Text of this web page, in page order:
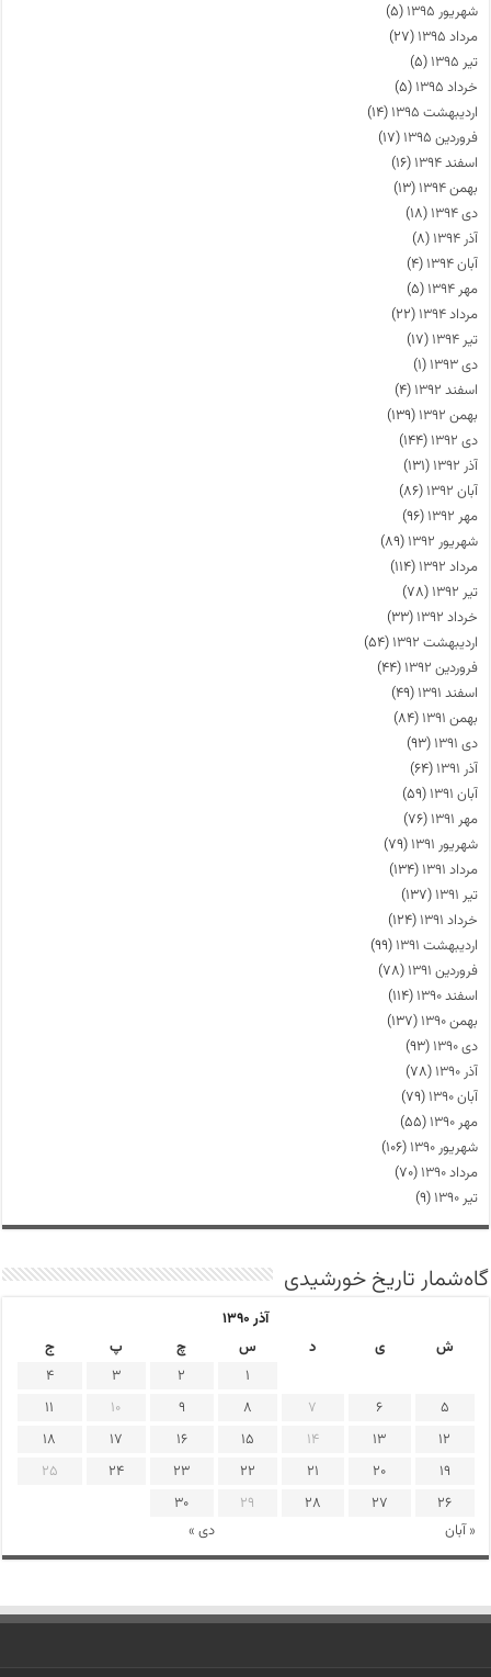
شهریور ۱۳۹۵
(۵)
مرداد ۱۳۹۵
(۲۷)
تیر ۱۳۹۵
(۵)
خرداد ۱۳۹۵
(۵)
اردیبهشت ۱۳۹۵
(۱۴)
فروردین ۱۳۹۵
(۱۷)
اسفند ۱۳۹۴
(۱۶)
بهمن ۱۳۹۴
(۱۳)
دی ۱۳۹۴
(۱۸)
آذر ۱۳۹۴
(۸)
آبان ۱۳۹۴
(۴)
مهر ۱۳۹۴
(۵)
مرداد ۱۳۹۴
(۲۲)
تیر ۱۳۹۴
(۱۷)
دی ۱۳۹۳
(۱)
اسفند ۱۳۹۲
(۴)
بهمن ۱۳۹۲
(۱۳۹)
دی ۱۳۹۲
(۱۴۴)
آذر ۱۳۹۲
(۱۳۱)
آبان ۱۳۹۲
(۸۶)
مهر ۱۳۹۲
(۹۶)
شهریور ۱۳۹۲
(۸۹)
مرداد ۱۳۹۲
(۱۱۴)
تیر ۱۳۹۲
(۷۸)
خرداد ۱۳۹۲
(۳۳)
اردیبهشت ۱۳۹۲
(۵۴)
فروردین ۱۳۹۲
(۴۴)
اسفند ۱۳۹۱
(۴۹)
بهمن ۱۳۹۱
(۸۴)
دی ۱۳۹۱
(۹۳)
آذر ۱۳۹۱
(۶۴)
آبان ۱۳۹۱
(۵۹)
مهر ۱۳۹۱
(۷۶)
شهریور ۱۳۹۱
(۷۹)
مرداد ۱۳۹۱
(۱۳۴)
تیر ۱۳۹۱
(۱۳۷)
خرداد ۱۳۹۱
(۱۲۴)
اردیبهشت ۱۳۹۱
(۹۹)
فروردین ۱۳۹۱
(۷۸)
اسفند ۱۳۹۰
(۱۱۴)
بهمن ۱۳۹۰
(۱۳۷)
دی ۱۳۹۰
(۹۳)
آذر ۱۳۹۰
(۷۸)
آبان ۱۳۹۰
(۷۹)
مهر ۱۳۹۰
(۵۵)
شهریور ۱۳۹۰
(۱۰۶)
مرداد ۱۳۹۰
(۷۰)
تیر ۱۳۹۰
(۹)
گاه‌شمار تاریخ خورشیدی
آذر ۱۳۹۰
ش
ی د س چ پ ج
« آبان دی »
1
2
3
4
5
6
7
8
9
10
11
12
13
14
15
16
17
18
19
20
21
22
23
24
25
26
27
28
29
30